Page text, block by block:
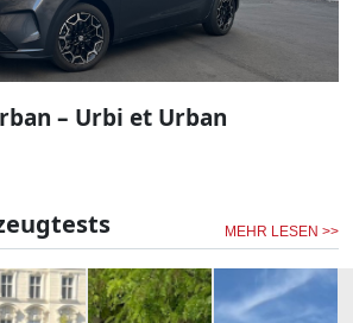
– Urbi et Urban
MEHR LESEN >>